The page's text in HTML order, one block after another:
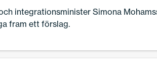
integrationsminister Simona
fram ett förslag.